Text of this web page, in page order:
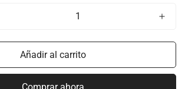
Añadir al carrito
Comprar ahora